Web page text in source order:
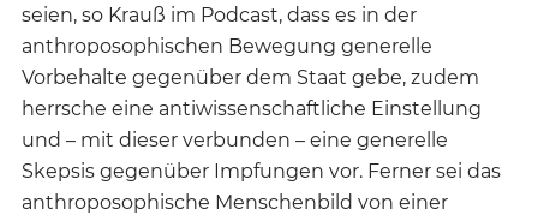
seien, so Krauß im Podcast, dass es in der
anthroposophischen Bewegung generelle
Vorbehalte gegenüber dem Staat gebe, zudem
herrsche eine antiwissenschaftliche Einstellung
und – mit dieser verbunden – eine generelle
Skepsis gegenüber Impfungen vor. Ferner sei das
anthroposophische Menschenbild von einer